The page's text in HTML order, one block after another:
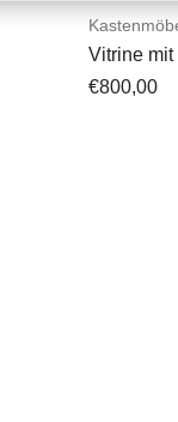
Vitrine
und
€800,00